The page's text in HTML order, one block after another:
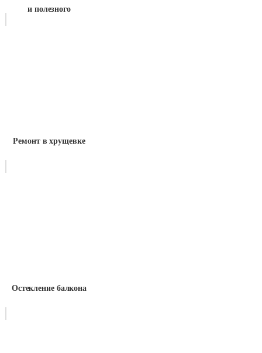
и полезного
Ремонт в хрущевке
Остекление балкона